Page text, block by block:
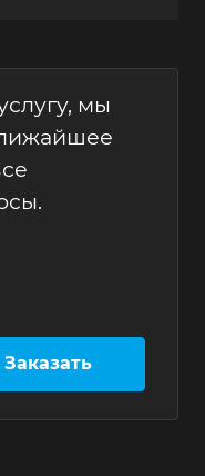
мы
Заказать